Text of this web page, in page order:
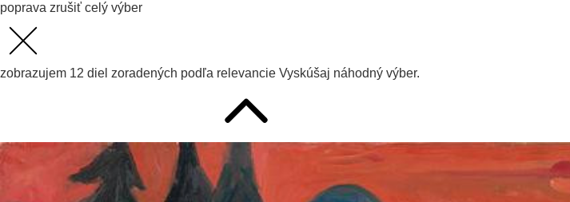
poprava zrušiť celý výber
zobrazujem 12 diel zoradených podľa relevancie Vyskúšaj náhodný výber.